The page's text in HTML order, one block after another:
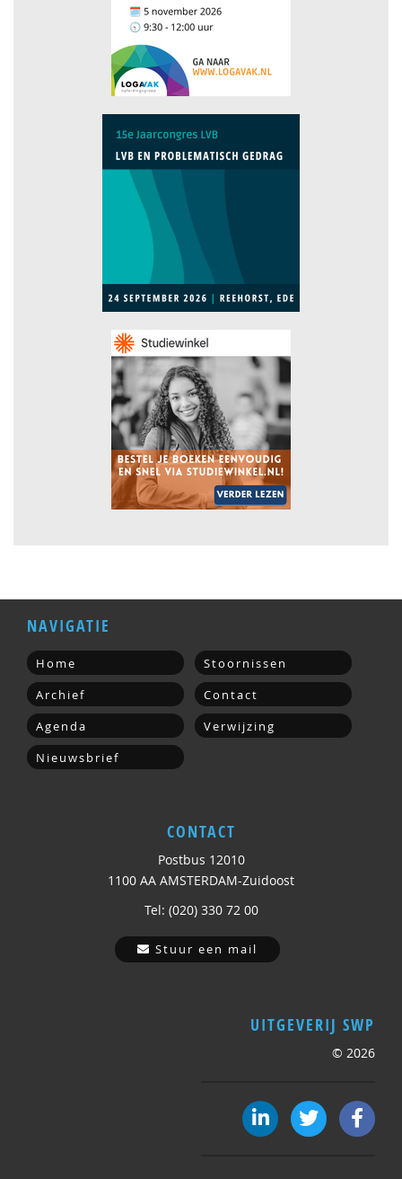
NAVIGATIE
Home
Stoornissen
Archief
Contact
Agenda
Verwijzing
Nieuwsbrief
CONTACT
Postbus 12010
1100 AA AMSTERDAM-Zuidoost
Tel: (020) 330 72 00
Stuur een mail
UITGEVERIJ SWP
© 2026